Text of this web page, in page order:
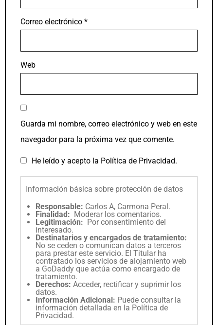
Correo electrónico *
Web
Guarda mi nombre, correo electrónico y web en este
navegador para la próxima vez que comente.
He leído y acepto la Política de Privacidad.
Información básica sobre protección de datos
Responsable: Carlos A, Carmona Peral.
Finalidad: Moderar los comentarios.
Legitimación: Por consentimiento del
interesado.
Destinatarios y encargados de tratamiento:
No se ceden o comunican datos a terceros
para prestar este servicio. El Titular ha
contratado los servicios de alojamiento web
a GoDaddy que actúa como encargado de
tratamiento.
Derechos: Acceder, rectificar y suprimir los
datos.
Información Adicional: Puede consultar la
información detallada en la Política de
Privacidad.